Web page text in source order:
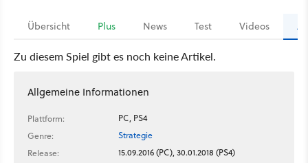
Übersicht Plus News Test Videos
Zu diesem Spiel gibt es noch keine Artikel.
Allgemeine Informationen
Plattform:
PC, PS4
Genre:
Strategie
Release:
15.09.2016 (PC), 30.01.2018 (PS4)